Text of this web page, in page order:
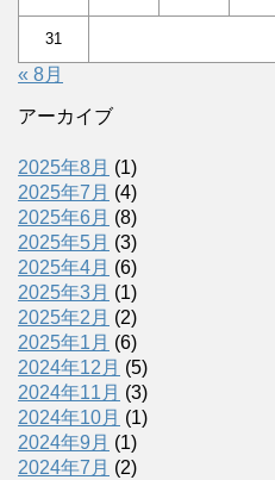
31
« 8月
アーカイブ
2025年8月 (1)
2025年7月 (4)
2025年6月 (8)
2025年5月 (3)
2025年4月 (6)
2025年3月 (1)
2025年2月 (2)
2025年1月 (6)
2024年12月 (5)
2024年11月 (3)
2024年10月 (1)
2024年9月 (1)
2024年7月 (2)